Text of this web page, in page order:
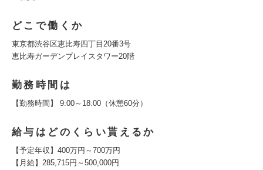
どこで働くか
東京都渋谷区恵比寿四丁目20番3号
恵比寿ガーデンプレイスタワー20階
勤務時間は
【勤務時間】 9:00～18:00（休憩60分）
給与はどのくらい貰えるか
【予定年収】400万円～700万円
【月給】285,715円～500,000円